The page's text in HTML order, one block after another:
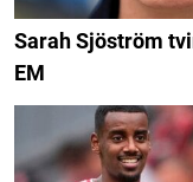
Sarah Sjöström
EM